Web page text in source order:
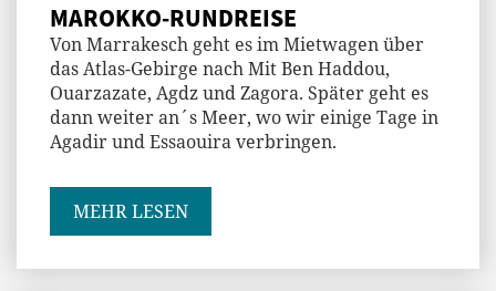
MAROKKO-RUNDREISE
Von Marrakesch geht es im Mietwagen über
das Atlas-Gebirge nach Mit Ben Haddou,
Ouarzazate, Agdz und Zagora. Später geht es
dann weiter an´s Meer, wo wir einige Tage in
Agadir und Essaouira verbringen.
MEHR LESEN